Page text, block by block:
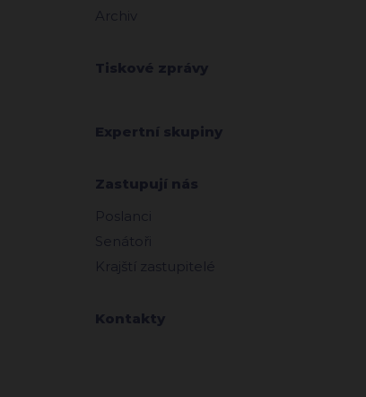
Archiv
Tiskové zprávy
Expertní skupiny
Zastupují nás
Poslanci
Senátoři
Krajští zastupitelé
Kontakty